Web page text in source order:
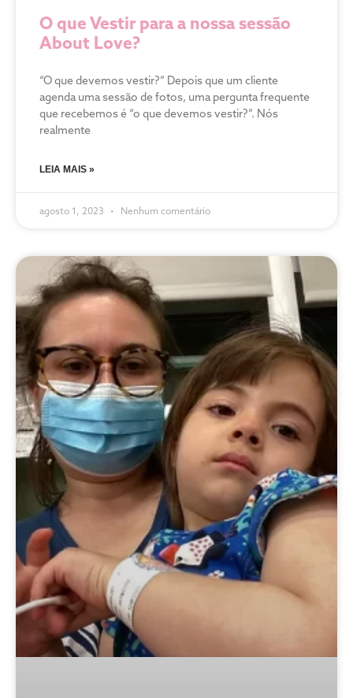
O que Vestir para a nossa sessão
About Love?
“O que devemos vestir?” Depois que um cliente
agenda uma sessão de fotos, uma pergunta frequente
que recebemos é “o que devemos vestir?”. Nós
realmente
LEIA MAIS »
agosto 1, 2023 Nenhum comentário